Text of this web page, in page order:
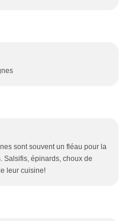
sont souvent un fléau pour la
Salsifis, épinards, choux de
leur cuisine!